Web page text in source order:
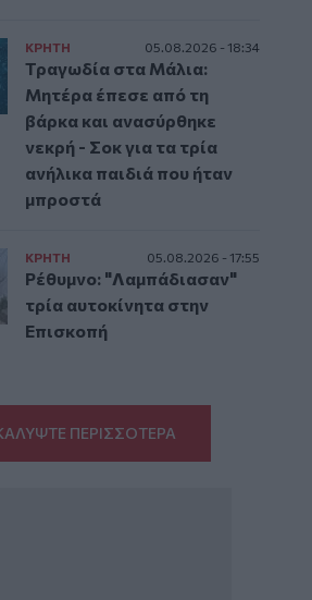
ΚΡΗΤΗ 05.08.2026 - 18:34
Τραγωδία στα Μάλια:
Μητέρα έπεσε από τη
βάρκα και ανασύρθηκε
νεκρή - Σοκ για τα τρία
ανήλικα παιδιά που ήταν
μπροστά
ΚΡΗΤΗ 05.08.2026 - 17:55
Ρέθυμνο: "Λαμπάδιασαν"
τρία αυτοκίνητα στην
Επισκοπή
ΠΕΡΙΣΣΟΤΕΡΑ